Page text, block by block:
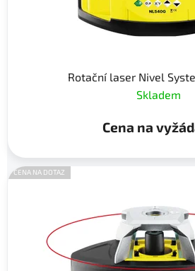
Rotační laser Nivel
Skladem
Cena na
CENA NA DOTAZ